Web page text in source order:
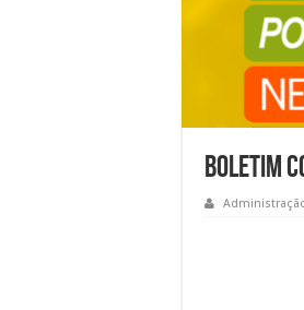
Boletim